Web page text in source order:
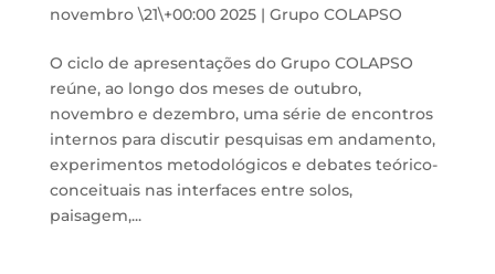
novembro \21\+00:00 2025| Grupo COLAPSO
O ciclo de apresentações do Grupo COLAPSO
reúne, ao longo dos meses de outubro,
novembro e dezembro, uma série de encontros
internos para discutir pesquisas em andamento,
experimentos metodológicos e debates teórico-
conceituais nas interfaces entre solos,
paisagem,...